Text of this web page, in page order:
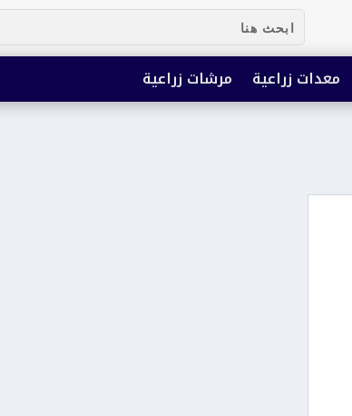
معدات زراعية مرشات زراعية